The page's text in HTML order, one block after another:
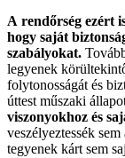
A rendőrség ezért
hogy saját
szabályokat.
legyenek
folytonosságát és
úttest műszaki
viszonyokhoz és
veszélyeztessék
tegyenek kárt sem